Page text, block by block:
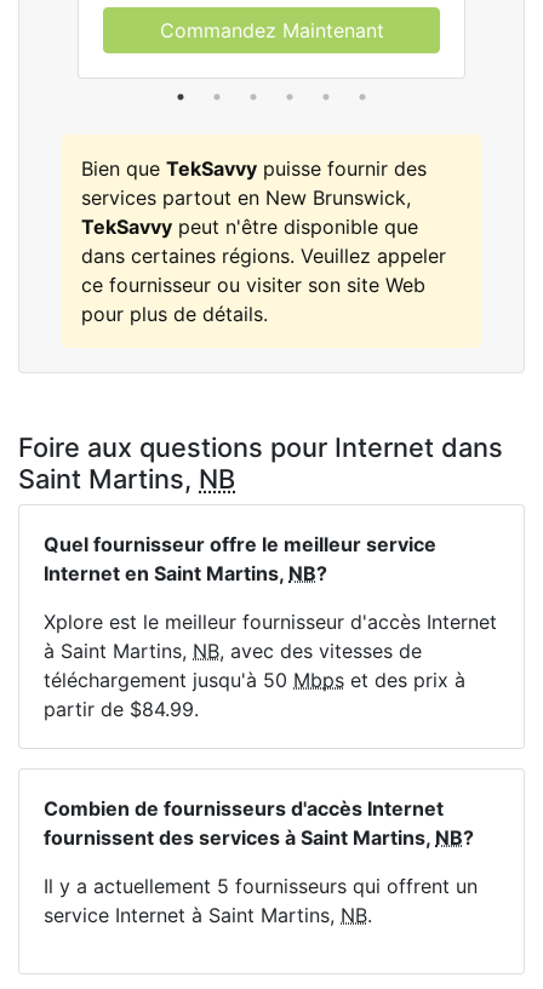
Commandez Maintenant
Bien que TekSavvy puisse fournir des
services partout en New Brunswick,
TekSavvy peut n'être disponible que
dans certaines régions. Veuillez appeler
ce fournisseur ou visiter son site Web
pour plus de détails.
Foire aux questions pour Internet dans
Saint Martins, NB
Quel fournisseur offre le meilleur service
Internet en Saint Martins, NB?
Xplore est le meilleur fournisseur d'accès Internet
à Saint Martins, NB, avec des vitesses de
téléchargement jusqu'à 50 Mbps et des prix à
partir de $84.99.
Combien de fournisseurs d'accès Internet
fournissent des services à Saint Martins, NB?
Il y a actuellement 5 fournisseurs qui offrent un
service Internet à Saint Martins, NB.